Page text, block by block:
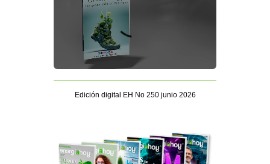
Edición digital EH No 250 junio 2026